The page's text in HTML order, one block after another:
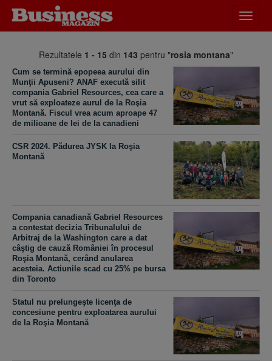
meniu
Rezultatele 1 - 15 din 143 pentru "rosia montana"
Cum se termină epopeea aurului din
Munţii Apuseni? ANAF execută silit
compania Gabriel Resources, cea care a
vrut să exploateze aurul de la Roşia
Montană. Fiscul vrea acum aproape 47
de milioane de lei de la canadieni
CSR 2024. Pădurea JYSK la Roşia
Montană
Compania canadiană Gabriel Resources
a contestat decizia Tribunalului de
Arbitraj de la Washington care a dat
câştig de cauză României în procesul
Roşia Montană, cerând anularea
acesteia. Actiunile scad cu 25% pe bursa
din Toronto
Statul nu prelungeşte licenţa de
concesiune pentru exploatarea aurului
de la Roşia Montană